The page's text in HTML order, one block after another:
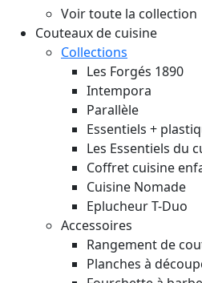
Voir toute la collection
Couteaux de cuisine
Collections
Les Forgés 1890
Intempora
Parallèle
Essentiels +
Les Essentiels du
Coffret cuisine
Cuisine Nomade
Eplucheur T-Duo
Accessoires
Rangement de
Planches à